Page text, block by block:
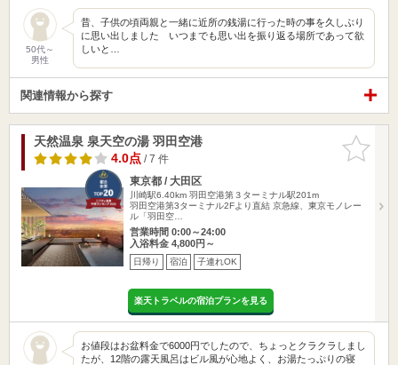
50代～
男性
昔、子供の頃両親と一緒に近所の銭湯に行った時の事を久しぶり
に思い出しました いつまでも思い出を振り返る場所であって欲
しいと…
関連情報から探す
お気に入
りに追加
天然温泉 泉天空の湯 羽田空港
4.0点/ 7 件
東京都 / 大田区
川崎駅6.40km 羽田空港第３ターミナル駅201m
羽田空港第3ターミナル2Fより直結 京急線、東京モノレー
ル「羽田空…
営業時間 0:00～24:00
入浴料金 4,800円～
日帰り 宿泊 子連れOK
楽天トラベルの宿泊プランを見る
お値段はお盆料金で6000円でしたので、ちょっとクラクラしまし
たが、12階の露天風呂はビル風が心地よく、お湯たっぷりの寝